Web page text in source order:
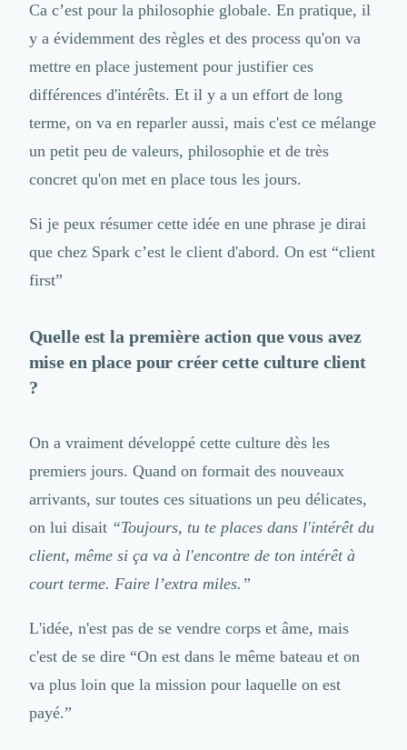
Téléphonie & Télécommunication
Chatbot
Maintenance et Infogérance
Graphisme & Illustration
Recherche Utilisateur
Design Thinking
Développement Logiciel
Développement d'Application Mobile
Développement E-commerce
Direction Artistique
Intelligence Artificielle (IA)
Réalité Virtuelle (VR)
Bureaux d'Entreprise
Logistique
Traduction
Traiteur & Restauration
Office Management
Développement à l'international
Autres
Réhabilitation et maintenance
Logiciel PropTech
Courtage en Energie
Ca c’est pour la philosophie globale. En pratique, il
y a évidemment des règles et des process qu'on va
mettre en place justement pour justifier ces
différences d'intérêts. Et il y a un effort de long
terme, on va en reparler aussi, mais c'est ce mélange
un petit peu de valeurs, philosophie et de très
concret qu'on met en place tous les jours.
Si je peux résumer cette idée en une phrase je dirai
que chez Spark c’est le client d'abord. On est “client
first”
Quelle est la première action que vous avez
mise en place pour créer cette culture client
?
On a vraiment développé cette culture dès les
premiers jours. Quand on formait des nouveaux
arrivants, sur toutes ces situations un peu délicates,
on lui disait “Toujours, tu te places dans l'intérêt du
client, même si ça va à l'encontre de ton intérêt à
court terme. Faire l’extra miles.”
L'idée, n'est pas de se vendre corps et âme, mais
c'est de se dire “On est dans le même bateau et on
va plus loin que la mission pour laquelle on est
payé.”